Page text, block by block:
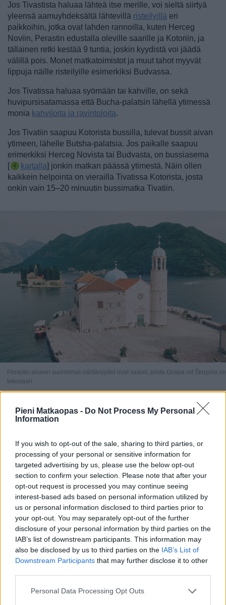
Pieni Matkaopas - Do Not Process My Personal
Information
If you wish to opt-out of the sale, sharing to third parties, or
processing of your personal or sensitive information for
targeted advertising by us, please use the below opt-out
section to confirm your selection. Please note that after your
opt-out request is processed you may continue seeing
interest-based ads based on personal information utilized by
us or personal information disclosed to third parties prior to
your opt-out. You may separately opt-out of the further
disclosure of your personal information by third parties on the
IAB’s list of downstream participants. This information may
also be disclosed by us to third parties on the IAB’s List of
Downstream Participants that may further disclose it to other
Personal Data Processing Opt Outs
Jos Tivastista haluaa lähteä itse merille, voi sieltä siirtyä
yleensä aamuyhdeksältä lähtevillä risteilyillä eri
paikkoihin, jotka ovat lahden rannoilla, kuten Herceg
Noviin, Perastin edustalla oleville saarille ja Kotoriin, ja
tällainen retki kestää 9 tuntia, joskin kyydistä voi jäädä
välillä pois. Monet matkatoimistot ja muut tahot myyvät
lippuja näille risteilyille esimerkiksi Budvassa.
Jos Tivatissa haluaa syömään tai kahville, on sekä
huvipursisatamassa että Bucha-palatsin lähellä ytimessä
monia kahviloita ja ravintoloita.
Jos Tivatiin saapuu Kotorista bussilla, tulevat bussit aivan
ytimeen, lähelle Butsha-palatsia. Jos paikalle saapuu
erimerkiksi Herceg Novista tai Budvasta, on bussiasema
[
kartalla] jonkin matkan päässä ytimestä. Näin ollen
kaikkein helpointa on vierailla Tivatissa Kotorista, josta
onkin vain 15–20 minuutin bussimatka Tivatiin.
Perastin alueen suurimmat nähtävyydet ovat saaret, joista Gospa od Škrpjela on
tekosaari.
Kuva: Nadtochiy /dreamstime.com
Perast
päiväretken tekemistä, on Perast [
kartalla]. Se on
kuitenkin vain muutaman sadan asukkaan paikkakunta,
jossa oikeastaan on vain yksi katu, nimeltään Obala Marka
Martinovića.
Kaupungin yleisilme on hyvin samantyylinen kuin
Venetsian, ja sen suuruuden ajat ovat kaukana
menneisyydessä, jolloin se oli vauras ja vaikutusvaltainen
paikkakunta.